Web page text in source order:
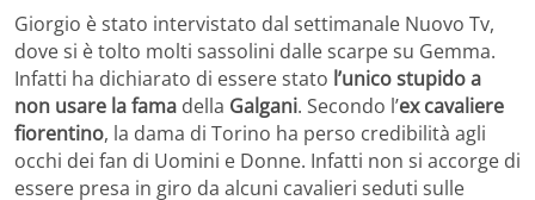
Giorgio è stato intervistato dal settimanale Nuovo Tv,
dove si è tolto molti sassolini dalle scarpe su Gemma.
Infatti ha dichiarato di essere stato l’unico stupido a
non usare la fama della Galgani. Secondo l’ex cavaliere
fiorentino, la dama di Torino ha perso credibilità agli
occhi dei fan di Uomini e Donne. Infatti non si accorge di
essere presa in giro da alcuni cavalieri seduti sulle